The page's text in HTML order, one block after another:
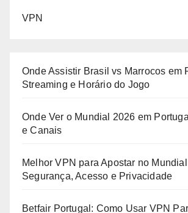
VPN
Onde Assistir Brasil vs Marrocos em
Streaming e Horário do Jogo
Onde Ver o Mundial 2026 em
e Canais
Melhor VPN para Apostar no
Segurança, Acesso e Privacidade
Betfair Portugal: Como Usar VPN